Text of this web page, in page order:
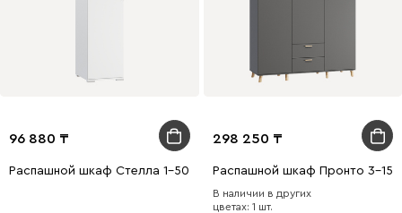
96 880
Распашной шкаф Стелла 1-50x220 Белый
298 250
Распашной шкаф Пронто 3-
В наличии в других
цветах: 1 шт.